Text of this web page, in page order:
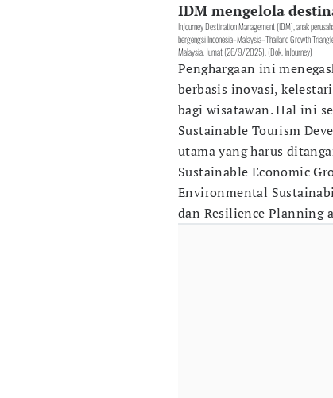
IDM mengelola
InJourney Destination Management (IDM), anak
bergengsi Indonesia–Malaysia–Thailand Growth
Malaysia, Jumat (26/9/2025). (Dok. InJourney)
Penghargaan ini
berbasis inovasi,
bagi wisatawan. Hal ini
Sustainable Tourism
utama yang harus
Sustainable Economic
Environmental
dan Resilience Planning